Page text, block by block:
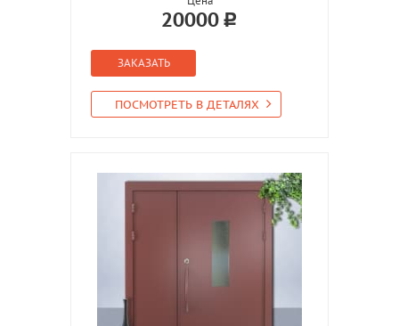
20000
ЗАКАЗАТЬ
ПОСМОТРЕТЬ В ДЕТАЛЯХ